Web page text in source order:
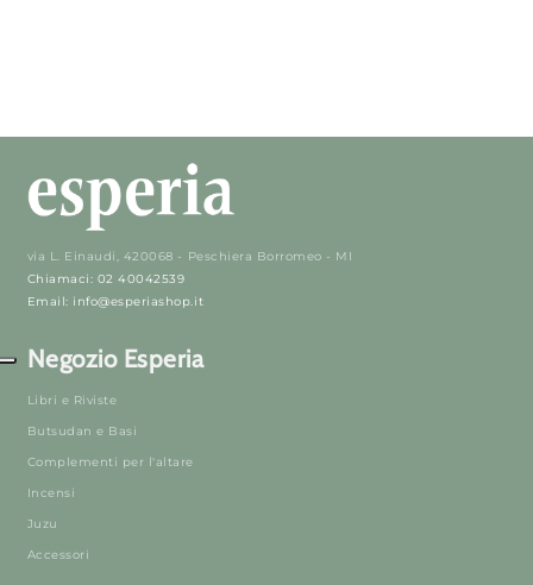
via L. Einaudi, 420068 - Peschiera Borromeo - MI
Chiamaci: 02 40042539
Email: info@esperiashop.it
Negozio Esperia
Libri e Riviste
Butsudan e Basi
Complementi per l'altare
Incensi
Juzu
Accessori